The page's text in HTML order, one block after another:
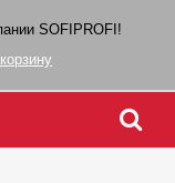
SOFIPROFI!